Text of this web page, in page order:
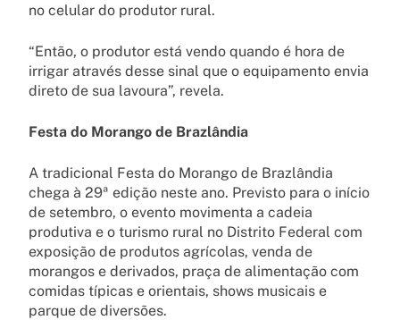
no celular do produtor rural.
“Então, o produtor está vendo quando é hora de
irrigar através desse sinal que o equipamento envia
direto de sua lavoura”, revela.
Festa do Morango de Brazlândia
A tradicional Festa do Morango de Brazlândia
chega à 29ª edição neste ano. Previsto para o início
de setembro, o evento movimenta a cadeia
produtiva e o turismo rural no Distrito Federal com
exposição de produtos agrícolas, venda de
morangos e derivados, praça de alimentação com
comidas típicas e orientais, shows musicais e
parque de diversões.